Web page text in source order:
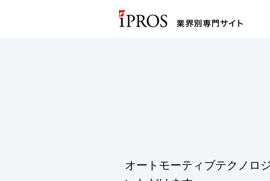
オートモーティブテクノロ